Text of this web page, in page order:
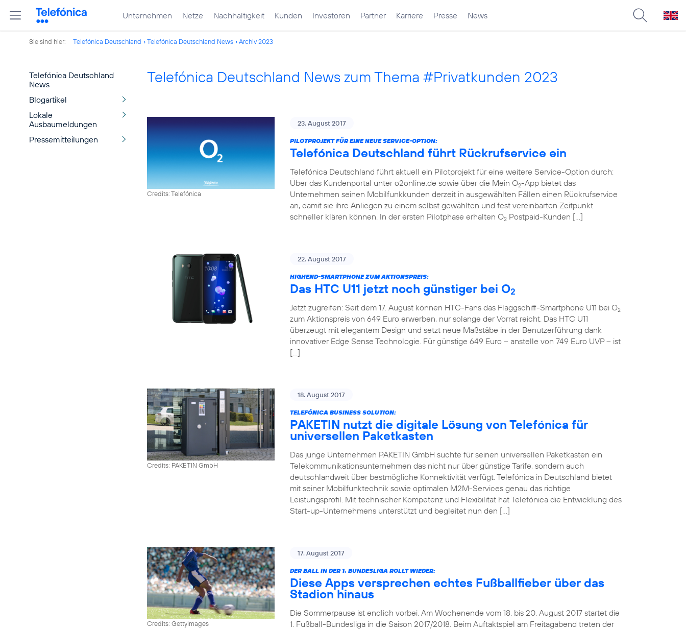
Unternehmen Netze Nachhaltigkeit Kunden Investoren Partner Karriere Presse News
Sie sind hier: Telefónica Deutschland Telefónica Deutschland News Archiv 2023
Telefónica Deutschland
News
Blogartikel
Lokale
Ausbaumeldungen
Pressemitteilungen
Telefónica Deutschland News zum Thema #Privatkunden 2023
Credits: Telefónica
23. August 2017
PILOTPROJEKT FÜR EINE NEUE SERVICE-OPTION:
Telefónica Deutschland führt Rückrufservice ein
Telefónica Deutschland führt aktuell ein Pilotprojekt für eine weitere Service-Option durch:
Über das Kundenportal unter o2online.de sowie über die Mein O2-App bietet das
Unternehmen seinen Mobilfunkkunden derzeit in ausgewählten Fällen einen Rückrufservice
an, damit sie ihre Anliegen zu einem selbst gewählten und fest vereinbarten Zeitpunkt
schneller klären können. In der ersten Pilotphase erhalten O2 Postpaid-Kunden […]
22. August 2017
HIGHEND-SMARTPHONE ZUM AKTIONSPREIS:
Das HTC U11 jetzt noch günstiger bei O2
Jetzt zugreifen: Seit dem 17. August können HTC-Fans das Flaggschiff-Smartphone U11 bei O2
zum Aktionspreis von 649 Euro erwerben, nur solange der Vorrat reicht. Das HTC U11
überzeugt mit elegantem Design und setzt neue Maßstäbe in der Benutzerführung dank
innovativer Edge Sense Technologie. Für günstige 649 Euro – anstelle von 749 Euro UVP – ist
[…]
Credits: PAKETIN GmbH
18. August 2017
TELEFÓNICA BUSINESS SOLUTION:
PAKETIN nutzt die digitale Lösung von Telefónica für
universellen Paketkasten
Das junge Unternehmen PAKETIN GmbH suchte für seinen universellen Paketkasten ein
Telekommunikationsunternehmen das nicht nur über günstige Tarife, sondern auch
deutschlandweit über bestmögliche Konnektivität verfügt. Telefónica in Deutschland bietet
mit seiner Mobilfunktechnik sowie optimalen M2M-Services genau das richtige
Leistungsprofil. Mit technischer Kompetenz und Flexibilität hat Telefónica die Entwicklung des
Start-up-Unternehmens unterstützt und begleitet nun den […]
Credits: Gettyimages
17. August 2017
DER BALL IN DER 1. BUNDESLIGA ROLLT WIEDER:
Diese Apps versprechen echtes Fußballfieber über das
Stadion hinaus
Die Sommerpause ist endlich vorbei. Am Wochenende vom 18. bis 20. August 2017 startet die
1. Fußball-Bundesliga in die Saison 2017/2018. Beim Auftaktspiel am Freitagabend treten der